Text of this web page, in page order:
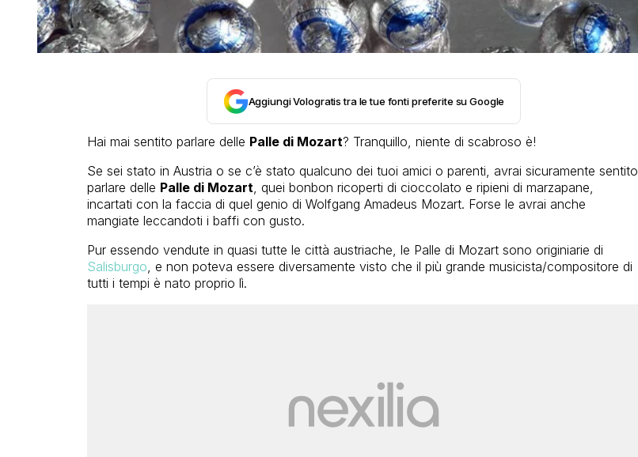
Aggiungi Vologratis tra le tue fonti preferite su Google
Hai mai sentito parlare delle Palle di Mozart? Tranquillo, niente di scabroso è!
Se sei stato in Austria o se c’è stato qualcuno dei tuoi amici o parenti, avrai sicuramente sentito
parlare delle Palle di Mozart, quei bonbon ricoperti di cioccolato e ripieni di marzapane,
incartati con la faccia di quel genio di Wolfgang Amadeus Mozart. Forse le avrai anche
mangiate leccandoti i baffi con gusto.
Pur essendo vendute in quasi tutte le città austriache, le Palle di Mozart sono originiarie di
Salisburgo, e non poteva essere diversamente visto che il più grande musicista/compositore di
tutti i tempi è nato proprio lì.